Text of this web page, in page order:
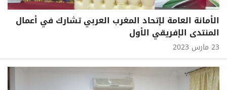
الأمانة العامة لإتحاد المغرب العربي تشارك في أعمال
المنتدى الإفريقي الأول
23 مارس 2023